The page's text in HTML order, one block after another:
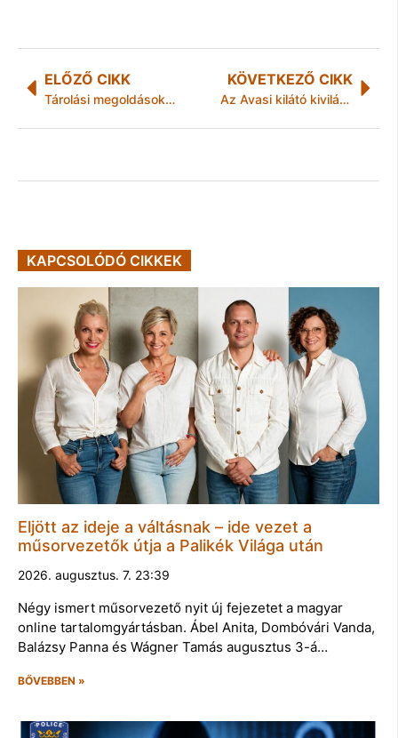
ELŐZŐ CIKK
Tárolási megoldások – fiókrendszerek modern kivitelben
KÖVETKEZŐ CIKK
Az Avasi kilátó kivilágításával ünnepel a MiReHu
KAPCSOLÓDÓ CIKKEK
Eljött az ideje a váltásnak – ide vezet a
műsorvezetők útja a Palikék Világa után
2026. augusztus. 7. 23:39
Négy ismert műsorvezető nyit új fejezetet a magyar
online tartalomgyártásban. Ábel Anita, Dombóvári Vanda,
Balázsy Panna és Wágner Tamás augusztus 3-á…
BŐVEBBEN »